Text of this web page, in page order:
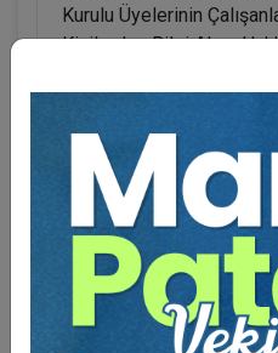
Kurulu Üyelerinin
Kişilerden Bilgi Alma
Dr. Öğr. Üyesi Fatih
Yönetim Kurulunun Pay
Sorumluluğu
Dr. Öğr. Üyesi Buğra
Yönetim Kurulunun
Alması (TK m. 390/4)